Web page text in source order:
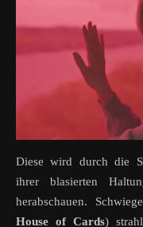
Diese wird durch die
ihrer blasierten
herabschauen.
House of Cards)